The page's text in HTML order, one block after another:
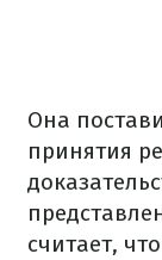
Она
принятия
считает,